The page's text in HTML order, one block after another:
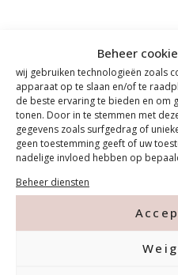
Beheer
wij gebruiken technologieën zoals
apparaat op te slaan en/of te
de beste ervaring te bieden en om
tonen. Door in te stemmen met
gegevens zoals surfgedrag of
geen toestemming geeft of uw
nadelige invloed hebben op
Beheer diensten
Contact
Tanthofdreef 7 2623 EW